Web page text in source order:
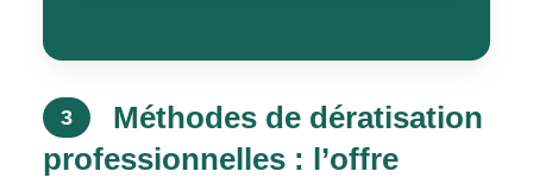
3
Méthodes de dératisation
professionnelles : l’offre